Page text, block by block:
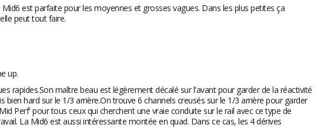
est parfaite pour les moyennes et grosses vagues. Dans les plus petites ça
peut tout faire.
up.
rapides.Son maître beau est légèrement décalé sur l'avant pour garder de la réactivité
hard sur le 1/3 arrière.On trouve 6 channels creusés sur le 1/3 arrière pour garder
Perf' pour tous ceux qui cherchent une vraie conduite sur le rail avec ce type de
La Mid6 est aussi intéressante montée en quad. Dans ce cas, les 4 dérives